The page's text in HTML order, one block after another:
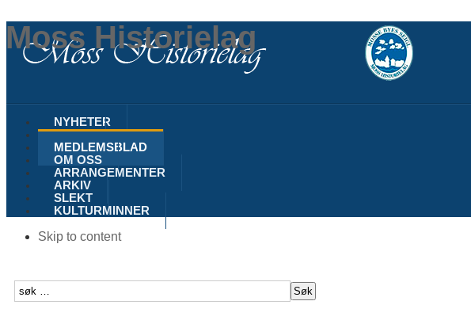
Moss Historielag
NYHETER
MOSS
MEDLEMSBLAD
OM OSS
ARRANGEMENTER
ARKIV
SLEKT
KULTURMINNER
Skip to content